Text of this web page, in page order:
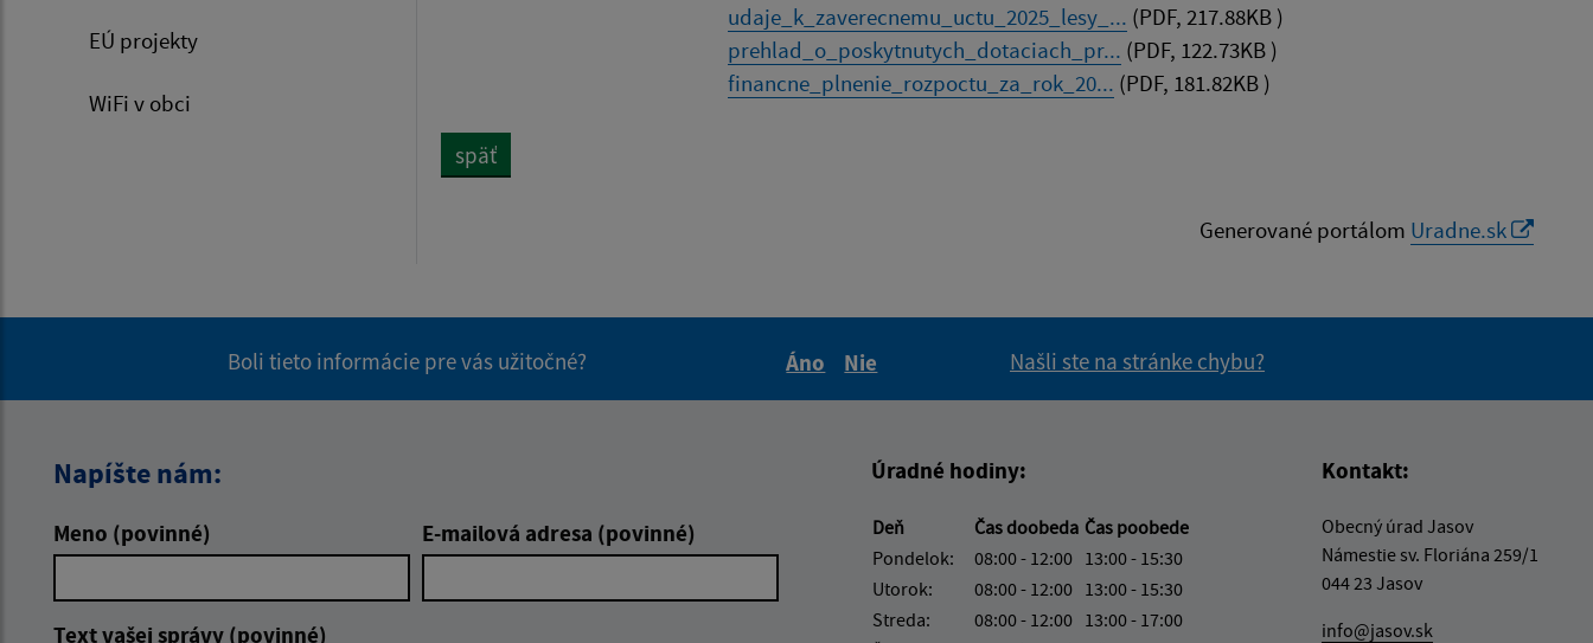
EÚ projekty
WiFi v obci
udaje_k_zaverecnemu_uctu_2025_lesy_... (PDF, 217.88KB )
prehlad_o_poskytnutych_dotaciach_pr... (PDF, 122.73KB )
financne_plnenie_rozpoctu_za_rok_20... (PDF, 181.82KB )
späť
Generované portálom Uradne.sk
Boli tieto informácie pre vás užitočné?
Áno
Nie
Našli ste na stránke chybu?
Napíšte nám:
Meno (povinné) E-mailová adresa (povinné)
Text vašej správy (povinné)
Úradné hodiny:
Deň Čas doobeda Čas poobede
Pondelok:
08:00 - 12:00 13:00 - 15:30
Utorok:
08:00 - 12:00 13:00 - 15:30
Streda:
08:00 - 12:00 13:00 - 17:00
Kontakt:
Obecný úrad Jasov
Námestie sv. Floriána 259/1
044 23 Jasov
info@jasov.sk